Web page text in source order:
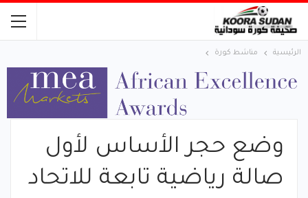
الرئيسية مناشط كورة
وضع حجر الأساس لأول
صالة رياضية تابعة للاتحاد